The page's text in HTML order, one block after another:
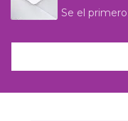
Se el